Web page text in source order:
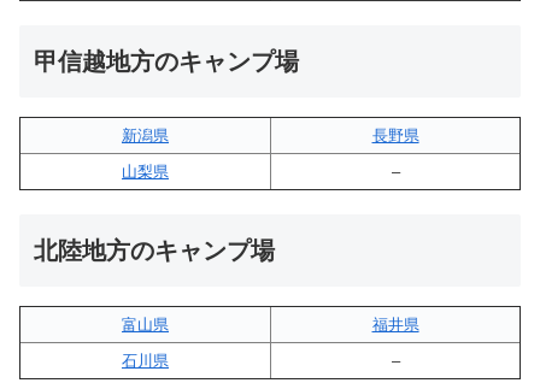
甲信越地方のキャンプ場
新潟県
長野県
山梨県
–
北陸地方のキャンプ場
富山県
福井県
石川県
–